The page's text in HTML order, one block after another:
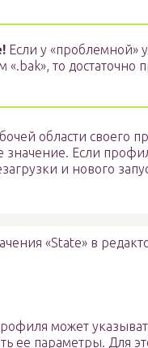
Если у «проблемной»
то достаточно
области своего
значение. Если
и нового
«State» в
может
ее параметры. Для